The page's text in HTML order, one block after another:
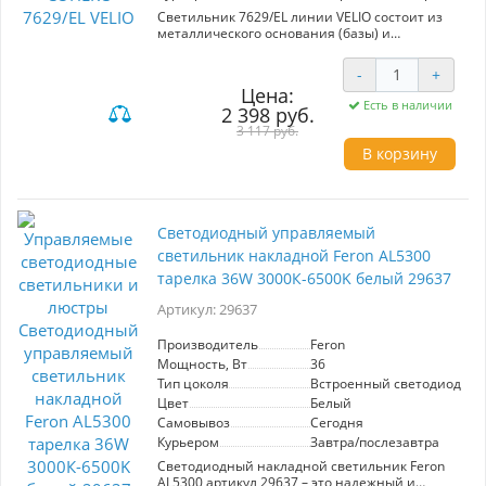
Светильник 7629/EL линии VELIO состоит из
металлического основания (базы) и
рассеивателя - качественный акрил белого
цвета с матовой поверхностью, без текстуры.
Пластик обеспечивает светильнику
равномерное рассеивание и хорошее
светопропускание. Форма плафона: круглая,
декорирована ободом из пластика "под
хрусталь" с черным и золотистым элементами
использовать светильник в определенных
заменяемый LED модуль с линзами,
мощностью 72Вт, которая соответствует лампе
накаливания 730Вт. А также пульт ДУ, с
помощью которого осуществляется плавное
изменение цветовой температуры 3000-6300К,
изменение яркости, переход в режим
ночного света. Светильник имеет функцию
"память".
Цена:
2 398 руб.
3 117 руб.
- +
Есть в наличии
В корзину
Светодиодный управляемый
светильник накладной Feron AL5300
тарелка 36W 3000К-6500K белый 29637
Артикул: 29637
Производитель
Feron
Мощность, Вт
36
Тип цоколя
Встроенный светодиод
Цвет
Белый
Самовывоз
Сегодня
Курьером
Завтра/послезавтра
Светодиодный накладной светильник Feron
AL5300 артикул 29637 – это надежный и